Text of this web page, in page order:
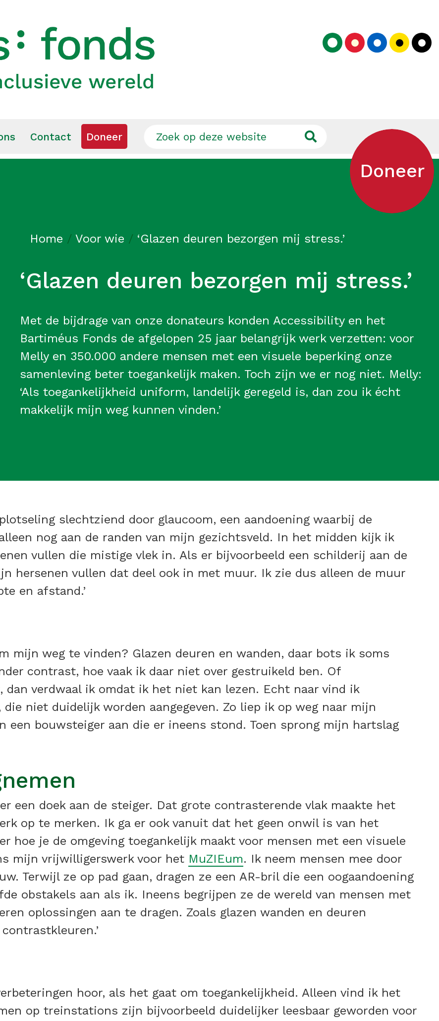
Contact Doneer
Doneer
Home / Voor wie / ‘Glazen deuren bezorgen mij stress.’
‘Glazen deuren bezorgen mij stress.’
Met de bijdrage van onze donateurs konden Accessibility en het
Bartiméus Fonds de afgelopen 25 jaar belangrijk werk verzetten: voor
Melly en 350.000 andere mensen met een visuele beperking onze
samenleving beter toegankelijk maken. Toch zijn we er nog niet. Melly:
‘Als toegankelijkheid uniform, landelijk geregeld is, dan zou ik écht
makkelijk mijn weg kunnen vinden.’
slechtziend door glaucoom, een aandoening waarbij de
nog aan de randen van mijn gezichtsveld. In het midden kijk ik
vullen die mistige vlek in. Als er bijvoorbeeld een schilderij aan de
hersenen vullen dat deel ook in met muur. Ik zie dus alleen de muur
en afstand.’
mijn weg te vinden? Glazen deuren en wanden, daar bots ik soms
contrast, hoe vaak ik daar niet over gestruikeld ben. Of
dan verdwaal ik omdat ik het niet kan lezen. Echt naar vind ik
niet duidelijk worden aangegeven. Zo liep ik op weg naar mijn
een bouwsteiger aan die er ineens stond. Toen sprong mijn hartslag
een doek aan de steiger. Dat grote contrasterende vlak maakte het
op te merken. Ik ga er ook vanuit dat het geen onwil is van het
hoe je de omgeving toegankelijk maakt voor mensen met een visuele
mijn vrijwilligerswerk voor het MuZIEum. Ik neem mensen mee door
Terwijl ze op pad gaan, dragen ze een AR-bril die een oogaandoening
obstakels aan als ik. Ineens begrijpen ze de wereld van mensen met
oplossingen aan te dragen. Zoals glazen wanden en deuren
hoor, als het gaat om toegankelijkheid. Alleen vind ik het
op treinstations zijn bijvoorbeeld duidelijker leesbaar geworden voor